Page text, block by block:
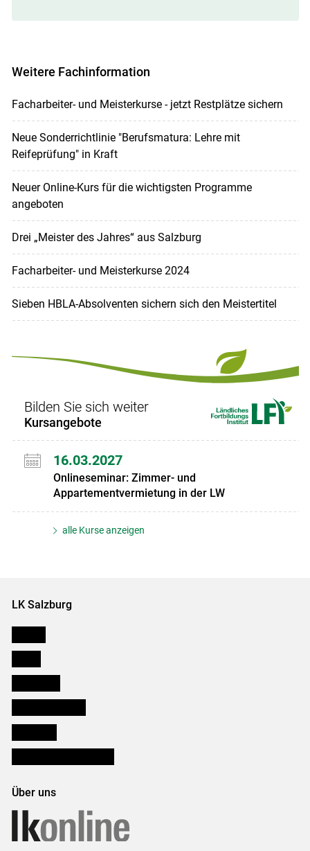
Weitere Fachinformation
Facharbeiter- und Meisterkurse - jetzt Restplätze sichern
Neue Sonderrichtlinie "Berufsmatura: Lehre mit
Reifeprüfung" in Kraft
Neuer Online-Kurs für die wichtigsten Programme
angeboten
Drei „Meister des Jahres“ aus Salzburg
Facharbeiter- und Meisterkurse 2024
Sieben HBLA-Absolventen sichern sich den Meistertitel
Bilden Sie sich weiter
Kursangebote
16.03.2027
Onlineseminar: Zimmer- und
Appartementvermietung in der LW
alle Kurse anzeigen
LK Salzburg
Über uns